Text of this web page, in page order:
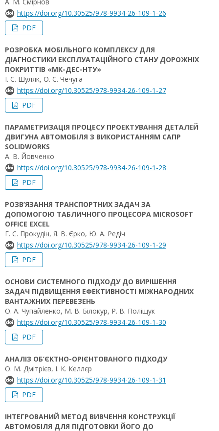
https://doi.org/10.30525/978-9934-26-109-1-26
PDF
РОЗРОБКА МОБІЛЬНОГО КОМПЛЕКСУ ДЛЯ
ДІАГНОСТИКИ ЕКСПЛУАТАЦІЙНОГО СТАНУ ДОРОЖНІХ
ПОКРИТТІВ «МК-ДЕС-НТУ»
І. С. Шуляк, О. С. Чечуга
https://doi.org/10.30525/978-9934-26-109-1-27
PDF
ПАРАМЕТРИЗАЦІЯ ПРОЦЕСУ ПРОЕКТУВАННЯ ДЕТАЛЕЙ
ДВИГУНА АВТОМОБІЛЯ З ВИКОРИСТАННЯМ САПР
SOLIDWORKS
А. В. Йовченко
https://doi.org/10.30525/978-9934-26-109-1-28
PDF
РОЗВ’ЯЗАННЯ ТРАНСПОРТНИХ ЗАДАЧ ЗА
ДОПОМОГОЮ ТАБЛИЧНОГО ПРОЦЕСОРА MICROSOFT
OFFICE EXCEL
Г. С. Прокудін, Я. В. Єрко, Ю. А. Редіч
https://doi.org/10.30525/978-9934-26-109-1-29
PDF
ОСНОВИ СИСТЕМНОГО ПІДХОДУ ДО ВИРІШЕННЯ
ЗАДАЧ ПІДВИЩЕННЯ ЕФЕКТИВНОСТІ МІЖНАРОДНИХ
ВАНТАЖНИХ ПЕРЕВЕЗЕНЬ
О. А. Чупайленко, М. В. Білокур, Р. В. Поліщук
https://doi.org/10.30525/978-9934-26-109-1-30
PDF
АНАЛІЗ ОБ’ЄКТНО-ОРІЄНТОВАНОГО ПІДХОДУ
О. М. Дмітрієв, І. К. Келлєр
https://doi.org/10.30525/978-9934-26-109-1-31
PDF
ІНТЕГРОВАНИЙ МЕТОД ВИВЧЕННЯ КОНСТРУКЦІЇ
АВТОМОБІЛЯ ДЛЯ ПІДГОТОВКИ ЙОГО ДО